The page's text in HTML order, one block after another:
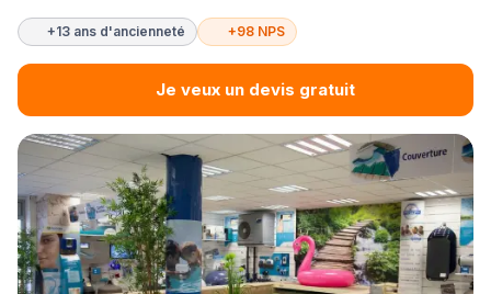
+13 ans d'ancienneté +98 NPS
Je veux un devis gratuit